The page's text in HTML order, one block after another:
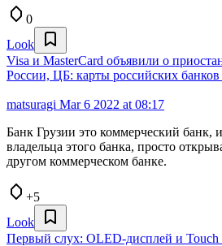
0
Look
Visa и MasterCard объявили о
России, ЦБ: карты российских банков
matsuragi Mar 6 2022 at 08:17
Банк Грузии это коммерческий банк,
владельца этого банка, просто
другом коммерческом банке.
+5
Look
Первый слух: OLED-дисплей и